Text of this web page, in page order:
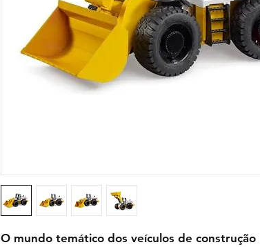
O mundo temático dos veículos de construção